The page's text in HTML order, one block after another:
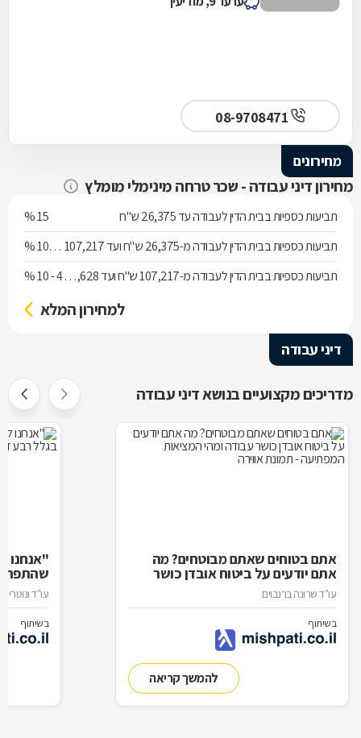
מחירונים
מחירון דיני עבודה - שכר טרחה מינימלי מומלץ
תביעות כספיות בבית הדין לעבודה עד 26,375 ש"ח
15 %
תביעות כספיות בבית הדין לעבודה מ-26,375 ש"ח ועד 107,217 ש"ח10 %
תביעות כספיות בבית הדין לעבודה מ-107,217 ש"ח ועד 1,053,628 ש"ח4 - 10 %
למחירון המלא
דיני עבודה
מדריכים מקצועיים בנושא דיני עבודה
אתם בטוחים שאתם מבוטחים? מה
אתם יודעים על ביטוח אובדן כושר
עבודה ומהי המציאות המפתיעה
עו"ד שרונה ברנבוים
בשיתוף
להמשך קריאה
"אנחנו
עו"ד
בשיתוף